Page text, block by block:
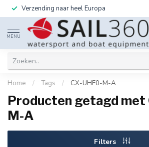
Verzending naar heel Europa
MENU
Home / Tags / CX-UHF0-M-A
Producten getagd met
M-A
Filters